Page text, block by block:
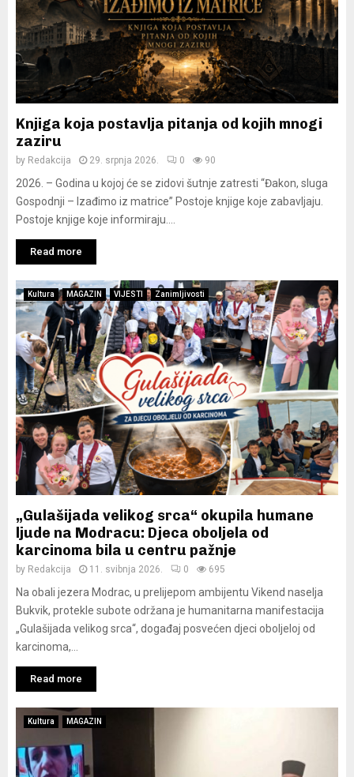
Y
M
E
N
U
Knjiga koja postavlja pitanja od kojih mnogi
zaziru
by Redakcija 29. srpnja 2026. 0 90
2026. – Godina u kojoj će se zidovi šutnje zatresti “Đakon, sluga
Gospodnji – Izađimo iz matrice” Postoje knjige koje zabavljaju.
Postoje knjige koje informiraju....
Read more
Kultura MAGAZIN VIJESTI Zanimljivosti
„Gulašijada velikog srca“ okupila humane
ljude na Modracu: Djeca oboljela od
karcinoma bila u centru pažnje
by Redakcija 11. svibnja 2026. 0 695
Na obali jezera Modrac, u prelijepom ambijentu Vikend naselja
Bukvik, protekle subote održana je humanitarna manifestacija
„Gulašijada velikog srca“, događaj posvećen djeci oboljeloj od
karcinoma,...
Read more
Kultura MAGAZIN